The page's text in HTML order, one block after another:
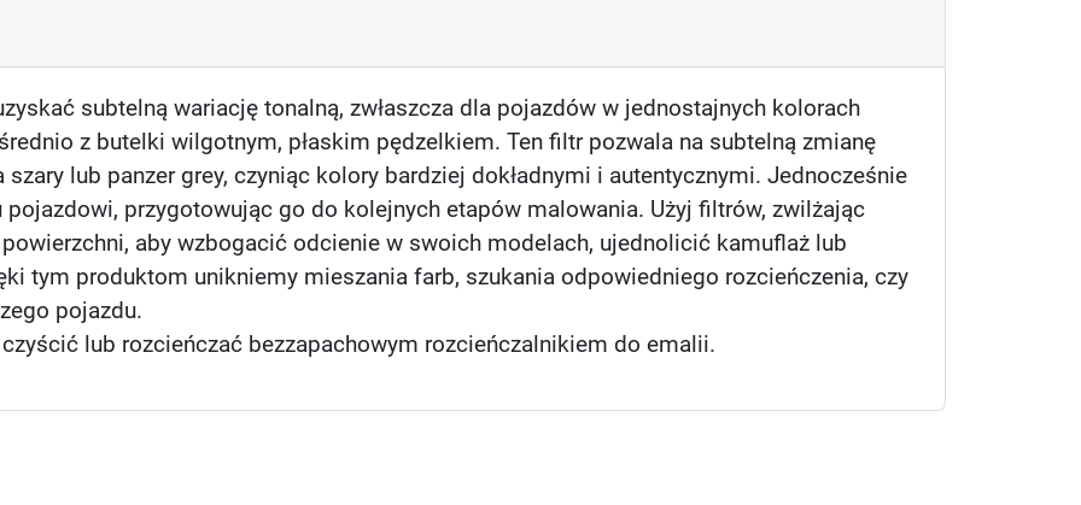
subtelną wariację tonalną, zwłaszcza dla pojazdów w jednostajnych kolorach
z butelki wilgotnym, płaskim pędzelkiem. Ten filtr pozwala na subtelną zmianę
lub panzer grey, czyniąc kolory bardziej dokładnymi i autentycznymi. Jednocześnie
przygotowując go do kolejnych etapów malowania. Użyj filtrów, zwilżając
aby wzbogacić odcienie w swoich modelach, ujednolicić kamuflaż lub
tym produktom unikniemy mieszania farb, szukania odpowiedniego rozcieńczenia, czy
pojazdu.
lub rozcieńczać bezzapachowym rozcieńczalnikiem do emalii.